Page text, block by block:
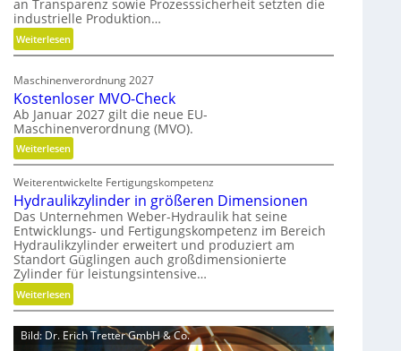
e
n
f
ü
a
c
h
h
a
l
t
i
g
e
W
e
r
k
z
an Transparenz sowie Prozesssicherheit setzten die
industrielle Produktion…
Weiterlesen:
H
r
i
d
e
e
i
f
e
r
a
l
s
E
Maschinenverordnung 2027
Kostenloser MVO-Check
Ab Januar 2027 gilt die neue EU-
Maschinenverordnung (MVO).
Weiterlesen:
K
o
s
t
e
n
l
o
s
r
Weiterentwickelte Fertigungskompetenz
Hydraulikzylinder in größeren Dimensionen
Das Unternehmen Weber-Hydraulik hat seine
Entwicklungs- und Fertigungskompetenz im Bereich
Hydraulikzylinder erweitert und produziert am
Standort Güglingen auch großdimensionierte
Zylinder für leistungsintensive…
Weiterlesen:
H
y
d
Bild: Dr. Erich Tretter GmbH & Co.